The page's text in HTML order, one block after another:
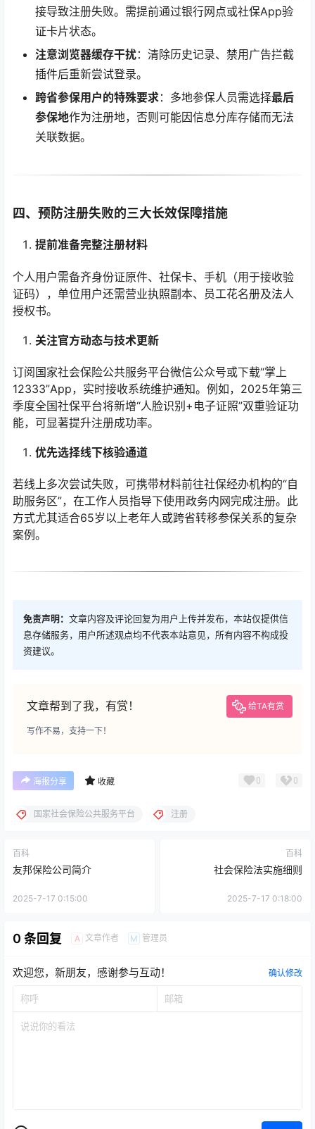
接导致注册失败。需提前通过银行网点或社保App验
证卡片状态。
注意浏览器缓存干扰：清除历史记录、禁用广告拦截
插件后重新尝试登录。
跨省参保用户的特殊要求：多地参保人员需选择最后
参保地作为注册地，否则可能因信息分库存储而无法
关联数据。
四、预防注册失败的三大长效保障措施
提前准备完整注册材料
个人用户需备齐身份证原件、社保卡、手机（用于接收验
证码），单位用户还需营业执照副本、员工花名册及法人
授权书。
关注官方动态与技术更新
订阅国家社会保险公共服务平台微信公众号或下载“掌上
12333”App，实时接收系统维护通知。例如，2025年第三
季度全国社保平台将新增“人脸识别+电子证照”双重验证功
能，可显著提升注册成功率。
优先选择线下核验通道
若线上多次尝试失败，可携带材料前往社保经办机构的“自
助服务区”，在工作人员指导下使用政务内网完成注册。此
方式尤其适合65岁以上老年人或跨省转移参保关系的复杂
案例。
免责声明： 文章内容及评论回复为用户上传并发布，本站仅提供信
息存储服务，用户所述观点均不代表本站意见，所有内容不构成投
资建议。
文章帮到了我，有赏！ 给TA有赏
写作不易，支持一下！
海报分享 收藏 0 0
国家社会保险公共服务平台 注册
百科
友邦保险公司简介
2025-7-17 0:15:00
百科
社会保险法实施细则
2025-7-17 0:18:00
0 条回复 A 文章作者 M 管理员
欢迎您，新朋友，感谢参与互动！ 确认修改